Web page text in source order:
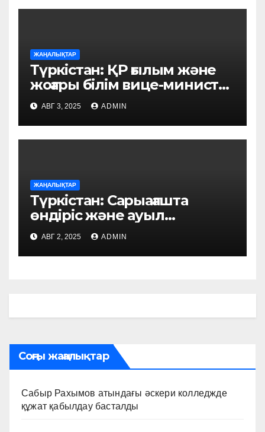
ЖАҢАЛЫҚТАР
Түркістан: ҚР ғылым және
жоғары білім вице-министрі
тұрғындармен кездесті
АВГ 3, 2025 ADMIN
ЖАҢАЛЫҚТАР
Түркістан: Сарыағашта
өндіріс және ауыл
шаруашылығы саласында
жобалар жүзеге асуда
АВГ 2, 2025 ADMIN
Соңғы жаңалықтар
Сабыр Рахымов атындағы әскери колледжде
құжат қабылдау басталды